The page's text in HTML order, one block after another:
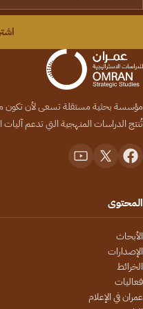
مؤسسة بحثية مستقلة تسعى لأن تكون
تُنتج الدراسات المنهجية التي تدعم آليات
المحتوى
الأبحاث
الإصدارات
الخرائط
فعاليات
عمران في الإعلام